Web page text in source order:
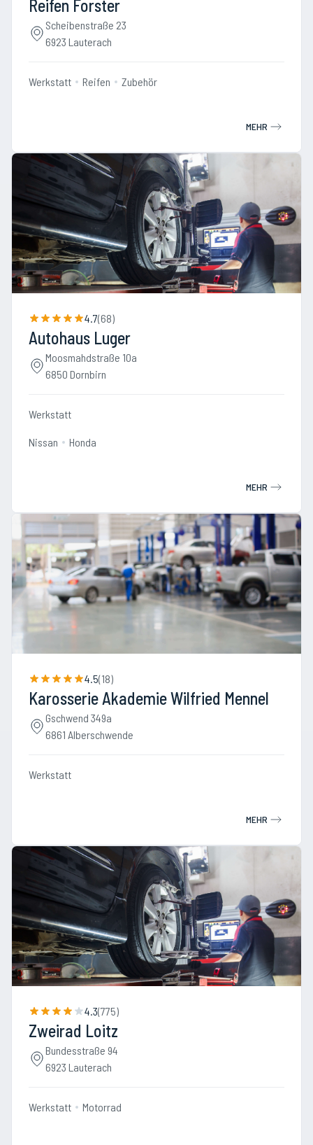
Reifen Forster
Scheibenstraße 23
6923 Lauterach
Werkstatt Reifen Zubehör
MEHR
4.7(68)
Autohaus Luger
Moosmahdstraße 10a
6850 Dornbirn
Werkstatt
Nissan Honda
MEHR
4.5(18)
Karosserie Akademie Wilfried Mennel
Gschwend 349a
6861 Alberschwende
Werkstatt
MEHR
4.3(775)
Zweirad Loitz
Bundesstraße 94
6923 Lauterach
Werkstatt Motorrad